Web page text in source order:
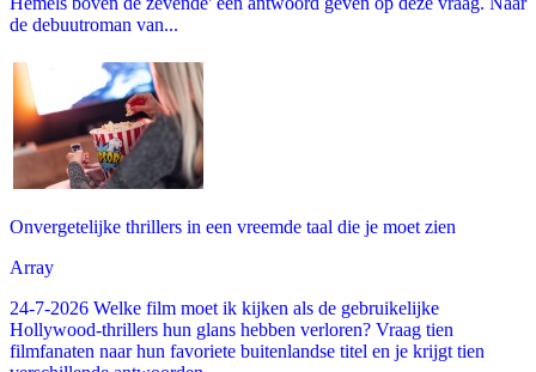
de debuutroman van...
Onvergetelijke thrillers in een vreemde taal die je moet zien
Array
24-7-2026 Welke film moet ik kijken als de gebruikelijke
Hollywood-thrillers hun glans hebben verloren? Vraag tien
filmfanaten naar hun favoriete buitenlandse titel en je krijgt tien